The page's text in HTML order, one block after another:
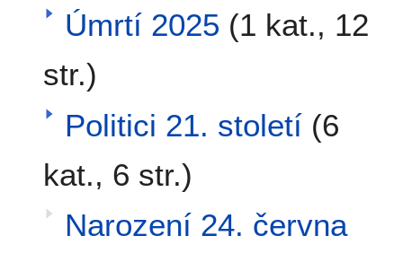
Úmrtí 2025 (1 kat., 12
str.)
Politici 21. století (6
kat., 6 str.)
Narození 24. června